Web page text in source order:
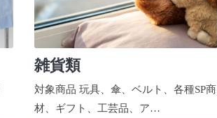
雑貨類
対象商品 玩具、傘、ベルト、各種SP商
材、ギフト、工芸品、ア…